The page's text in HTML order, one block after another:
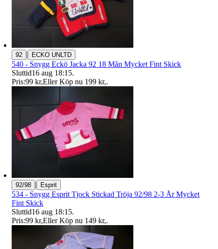
92 | ECKO UNLTD
540 - Snygg Eckö Jacka 92 18 Mån Mycket Fint Skick
Sluttid16 aug 18:15.
Pris:99 kr,Eller Köp nu 199 kr,.
92/98 | Esprit
534 - Snygg Esprit Tjock Stickad Tröja 92/98 2-3 År Mycket
Fint Skick
Sluttid16 aug 18:15.
Pris:99 kr,Eller Köp nu 149 kr,.